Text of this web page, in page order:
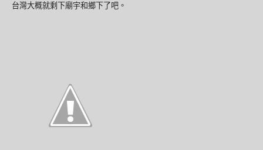
台灣大概就剩下廟宇和鄉下了吧。